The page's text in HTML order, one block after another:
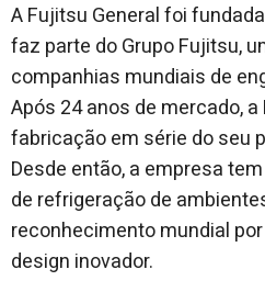
A Fujitsu General foi
faz parte do Grupo Fujitsu,
companhias mundiais de
Após 24 anos de mercado,
fabricação em série do seu
Desde então, a empresa
de refrigeração de
reconhecimento mundial
design inovador.